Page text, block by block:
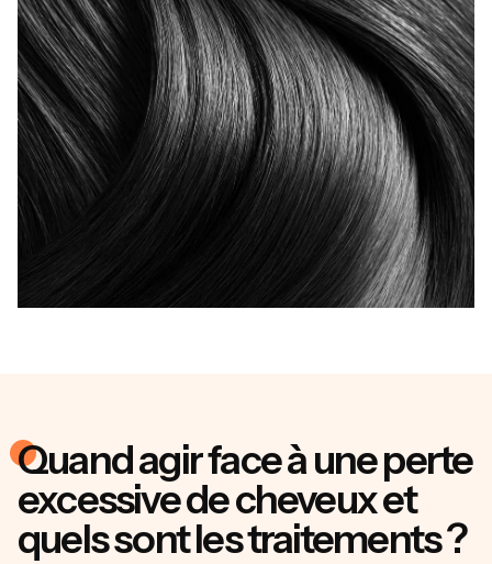
Quand agir face à une perte
excessive de cheveux et
quels sont les traitements ?